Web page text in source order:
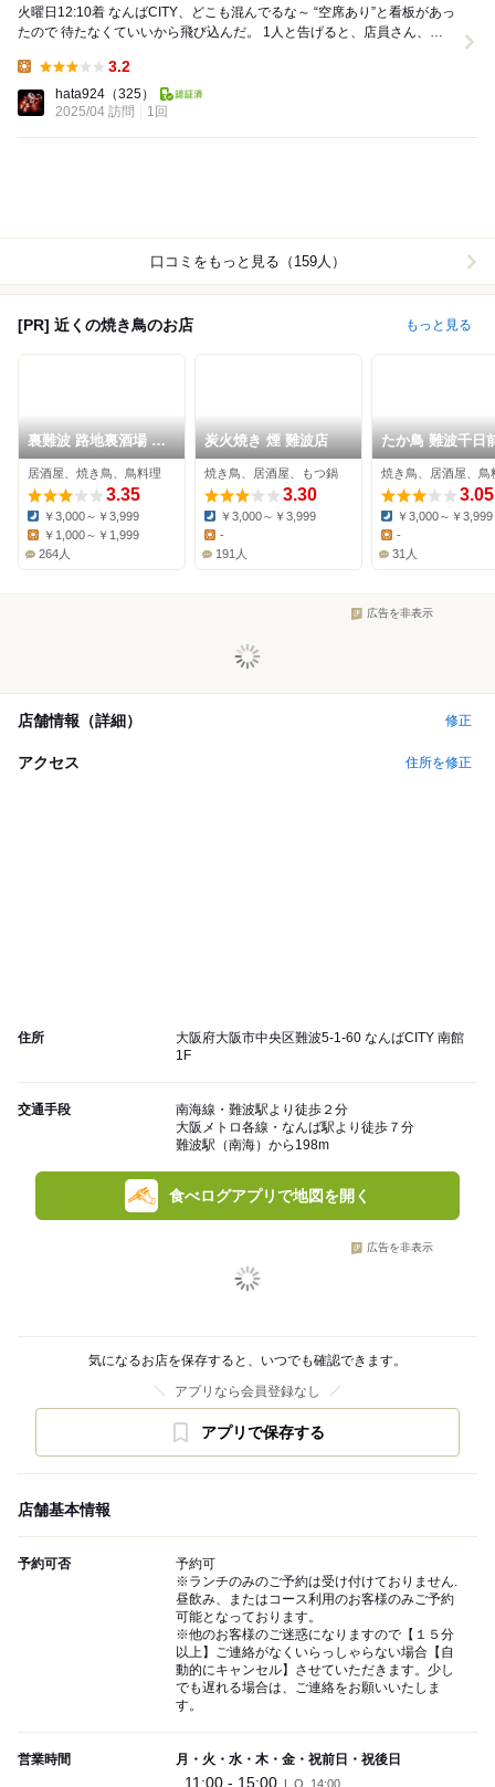
火曜日12:10着 なんばCITY、どこも混んでるな～ “空席あり”と看板があっ
たので 待たなくていいから飛び込んだ。 1人と告げると、店員さん、や
3.2
hata924 （325）
2025/04 訪問
1回
口コミをもっと見る（159人）
[PR] 近くの焼き鳥のお店 もっと見る
裏難波 路地裏酒場 と
んぼ
居酒屋、焼き鳥、鳥料理
3.35
Dinner:
￥3,000～￥3,999
￥1,000～￥1,999
264人
炭火焼き 煙 難波店
焼き鳥、居酒屋、もつ鍋
3.30
Dinner:
￥3,000～￥3,999
-
191人
たか鳥 難波千日
焼き鳥、居酒屋、鳥
3.05
Dinner:
￥3,000～￥3,999
Lunch:
-
31人
広告を非表示
店舗情報（詳細） 修正
アクセス 住所を修正
住所
大阪府大阪市中央区難波5-1-60 なんばCITY 南館
1F
交通手段
南海線・難波駅より徒歩２分
大阪メトロ各線・なんば駅より徒歩７分
難波駅（南海）から198m
食べログアプリで地図を開く
広告を非表示
気になるお店を保存すると、いつでも確認できます。
アプリなら会員登録なし
アプリで保存する
店舗基本情報
予約可否
予約可
※ランチのみのご予約は受け付けておりません.
昼飲み、またはコース利用のお客様のみご予約
可能となっております。
※他のお客様のご迷惑になりますので【１５分
以上】ご連絡がなくいらっしゃらない場合【自
動的にキャンセル】させていただきます。少し
でも遅れる場合は、ご連絡をお願いいたしま
す。
営業時間 月・火・水・木・金・祝前日・祝後日
11:00 - 15:00 L.O. 14:00